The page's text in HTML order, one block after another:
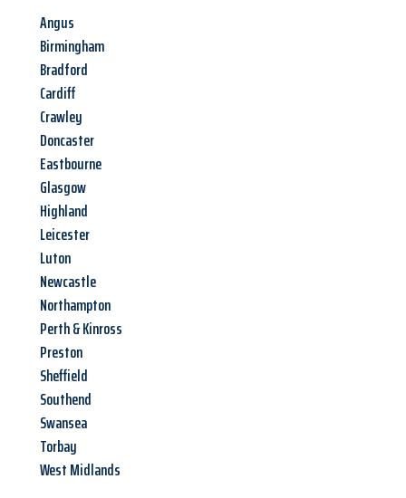
Angus
Birmingham
Bradford
Cardiff
Crawley
Doncaster
Eastbourne
Glasgow
Highland
Leicester
Luton
Newcastle
Northampton
Perth & Kinross
Preston
Sheffield
Southend
Swansea
Torbay
West Midlands